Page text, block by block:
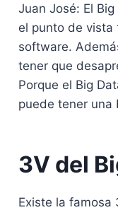
Juan José: El
el punto de vista
software.
tener que
Porque el Big
puede tener una
3V del
Existe la famosa